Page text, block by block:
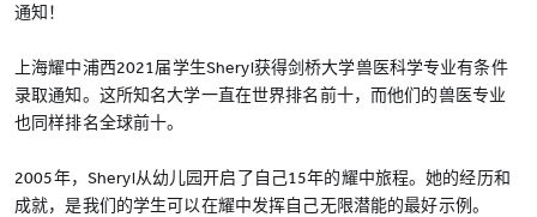
通知！
上海耀中浦西2021届学生Sheryl获得剑桥大学兽医科学专业有条件
录取通知。这所知名大学一直在世界排名前十，而他们的兽医专业
也同样排名全球前十。
2005年，Sheryl从幼儿园开启了自己15年的耀中旅程。她的经历和
成就，是我们的学生可以在耀中发挥自己无限潜能的最好示例。